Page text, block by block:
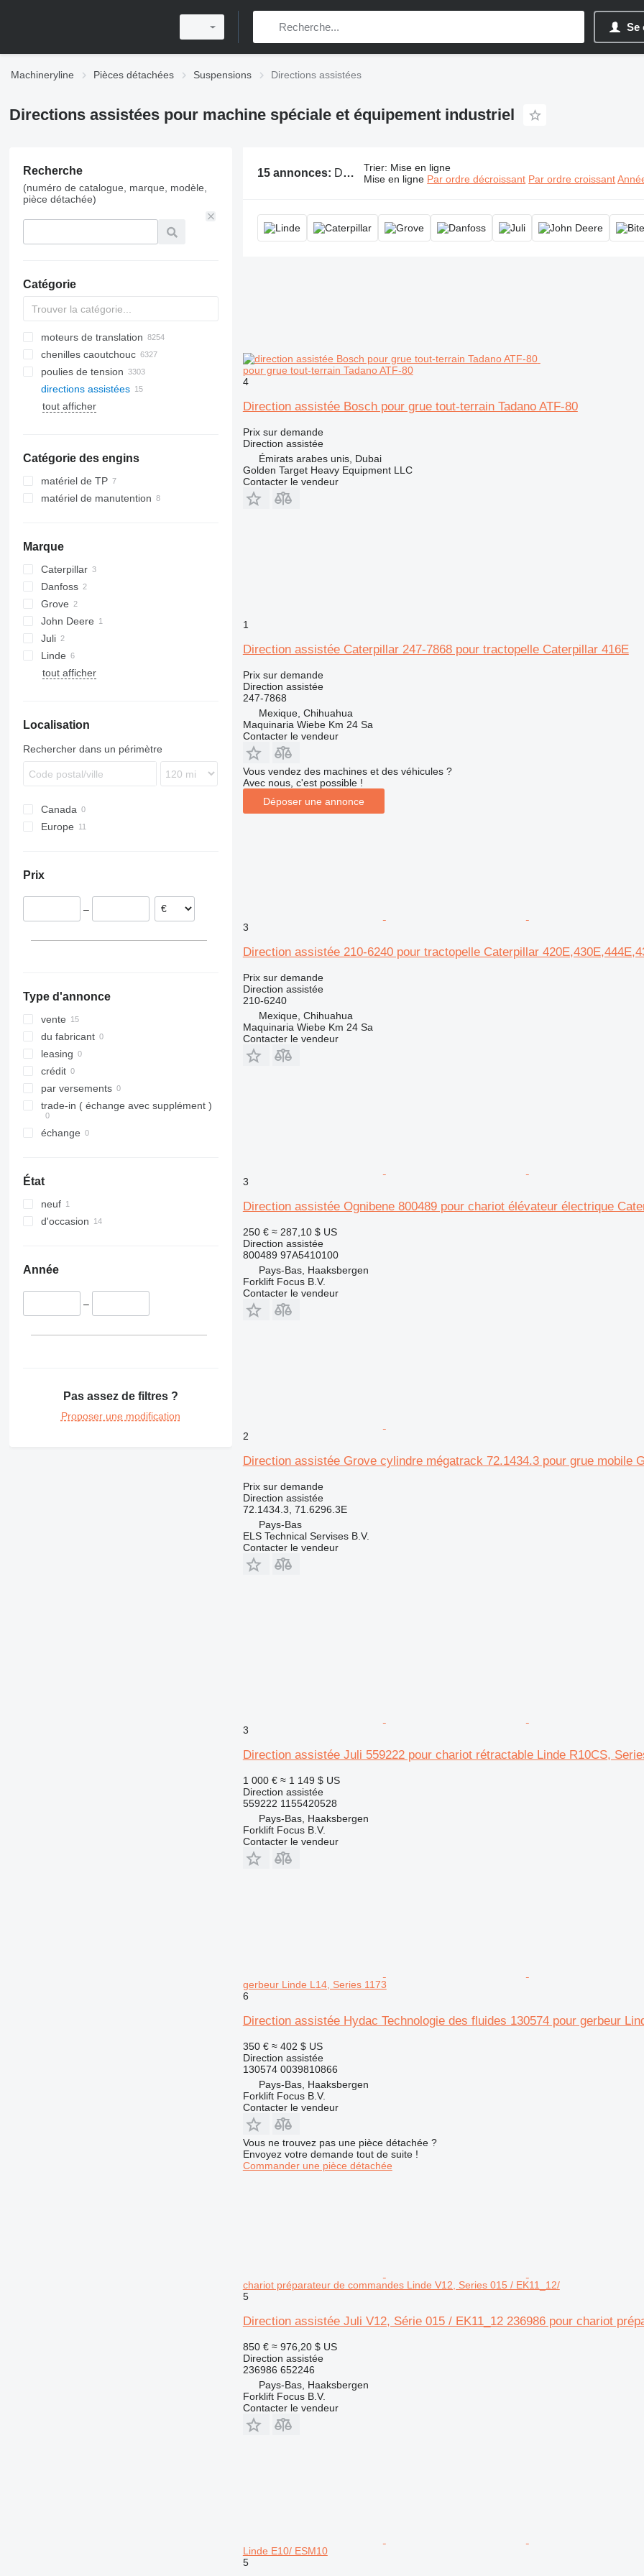
Se
Machineryline Pièces détachées Suspensions Directions assistées
Directions assistées pour machine spéciale et équipement industriel
Recherche
(numéro de catalogue, marque, modèle,
pièce détachée)
Catégorie
moteurs de translation
chenilles caoutchouc
chenilles en caoutchouc
chaînes de chenille
chenilles en acier
patins de chenille en caoutchouc
poulies de tension
directions assistées
tout afficher
Catégorie des engins
matériel de TP
excavateurs
matériel de manutention
commandes
chariots rétractables
gerbeurs
Marque
BB
Caterpillar
416
420
430
432
444
EP
Danfoss
Grove
GMK
John Deere
Juli
Linde
E-series
V-series
ATF
tout afficher
Localisation
Rechercher dans un périmètre
Canada
Europe
Italie
Espagne
Prix
–
Type d'annonce
vente
du fabricant
leasing
crédit
par versements
trade-in ( échange avec supplément )
échange
État
neuf
d'occasion
Année
–
Pas assez de filtres ?
Proposer une modification
15 annonces: Directions assistées Trier: Mise en ligne
Mise en ligne Par ordre décroissant Par ordre croissant
pour grue tout-terrain Tadano ATF-80
4
Direction assistée Bosch pour grue tout-terrain Tadano ATF-80
Prix sur demande
Direction assistée
Émirats arabes unis, Dubai
Golden Target Heavy Equipment LLC
Contacter le vendeur
1
Direction assistée Caterpillar 247-7868 pour tractopelle Caterpillar 416E
Prix sur demande
Direction assistée
247-7868
Mexique, Chihuahua
Maquinaria Wiebe Km 24 Sa
Contacter le vendeur
Vous vendez des machines et des véhicules ?
Avec nous, c'est possible !
Déposer une annonce
3
Direction assistée 210-6240 pour tractopelle Caterpillar
Prix sur demande
Direction assistée
210-6240
Mexique, Chihuahua
Maquinaria Wiebe Km 24 Sa
Contacter le vendeur
3
Direction assistée Ognibene 800489 pour chariot élévateur électrique
250 € ≈ 287,10 $ US
Direction assistée
800489 97A5410100
Pays-Bas, Haaksbergen
Forklift Focus B.V.
Contacter le vendeur
2
Direction assistée Grove cylindre mégatrack 72.1434.3 pour grue mobile
Prix sur demande
Direction assistée
72.1434.3, 71.6296.3E
Pays-Bas
ELS Technical Servises B.V.
Contacter le vendeur
3
Direction assistée Juli 559222 pour chariot rétractable Linde R10CS,
1 000 € ≈ 1 149 $ US
Direction assistée
559222 1155420528
Pays-Bas, Haaksbergen
Forklift Focus B.V.
Contacter le vendeur
gerbeur Linde L14, Series 1173
6
Direction assistée Hydac Technologie des fluides 130574 pour gerbeur
350 € ≈ 402 $ US
Direction assistée
130574 0039810866
Pays-Bas, Haaksbergen
Forklift Focus B.V.
Contacter le vendeur
Vous ne trouvez pas une pièce détachée ?
Envoyez votre demande tout de suite !
Commander une pièce détachée
chariot préparateur de commandes Linde V12, Series 015 / EK11_12/
5
Direction assistée Juli V12, Série 015 / EK11_12 236986 pour chariot
850 € ≈ 976,20 $ US
Direction assistée
236986 652246
Pays-Bas, Haaksbergen
Forklift Focus B.V.
Contacter le vendeur
Linde E10/ ESM10
5